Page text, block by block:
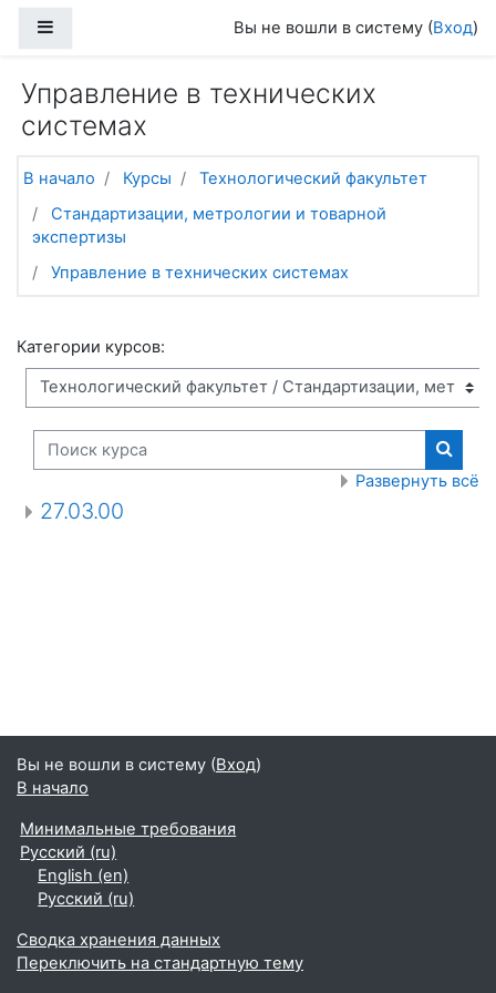
Вы не вошли в систему (Вход)
Управление в технических
системах
В начало Курсы
Технологический факультет
Стандартизации, метрологии и товарной
экспертизы
Управление в технических системах
Категории курсов:
Поиск курса
Поиск
Развернуть всё
27.03.00
Вы не вошли в систему (Вход)
В начало
Минимальные требования
Русский ‎(ru)‎
English ‎(en)‎
Русский ‎(ru)‎
Сводка хранения данных
Переключить на стандартную тему